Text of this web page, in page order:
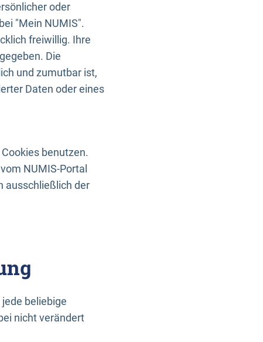
oder
"Mein NUMIS".
freiwillig. Ihre
Die
und zumutbar ist,
Daten oder eines
benutzen.
NUMIS-Portal
ausschließlich der
beliebige
nicht verändert